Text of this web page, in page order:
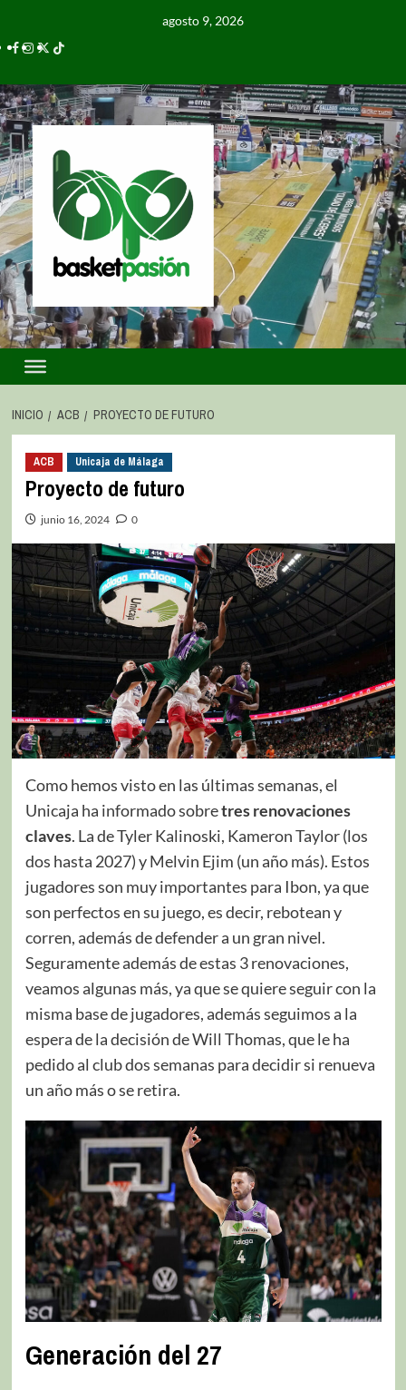
agosto 9, 2026
INICIO ACB PROYECTO DE FUTURO
ACB Unicaja de Málaga
Proyecto de futuro
junio 16, 2024 0
Como hemos visto en las últimas semanas, el
Unicaja ha informado sobretres renovaciones
claves. La de Tyler Kalinoski, Kameron Taylor (los
dos hasta 2027) y Melvin Ejim (un año más). Estos
jugadores son muy importantes para Ibon, ya que
son perfectos en su juego, es decir, rebotean y
corren, además de defender a un gran nivel.
Seguramente además de estas 3 renovaciones,
veamos algunas más, ya que se quiere seguir con la
misma base de jugadores, además seguimos a la
espera de la decisión de Will Thomas, que le ha
pedido al club dos semanas para decidir si renueva
un año más o se retira.
Generación del 27